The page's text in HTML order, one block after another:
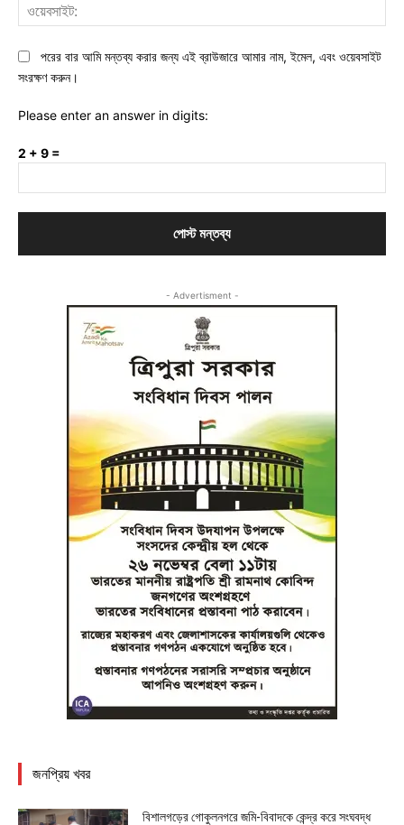
পরের বার আমি মন্তব্য করার জন্য এই ব্রাউজারে আমার নাম, ইমেল, এবং ওয়েবসাইট
সংরক্ষণ করুন।
Please enter an answer in digits:
2 + 9 =
- Advertisment -
জনপ্রিয় খবর
বিশালগড়ের গোকুলনগরে জমি-বিবাদকে কেন্দ্র করে সংঘবদ্ধ